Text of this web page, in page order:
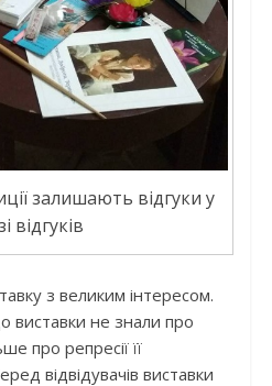
залишають відгуки у
відгуків
з великим інтересом.
виставки не знали про
про репресії її
відвідувачів виставки